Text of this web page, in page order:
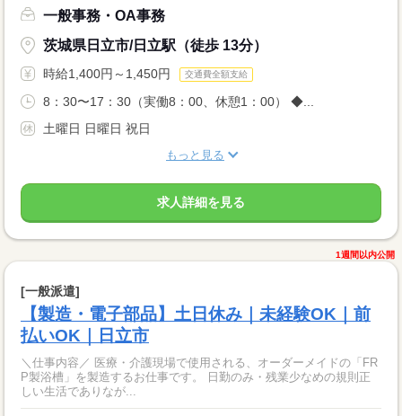
一般事務・OA事務
茨城県日立市/日立駅（徒歩 13分）
時給1,400円～1,450円 交通費全額支給
8：30〜17：30（実働8：00、休憩1：00） ◆...
土曜日 日曜日 祝日
もっと見る
求人詳細を見る
1週間以内公開
[一般派遣]
【製造・電子部品】土日休み｜未経験OK｜前
払いOK｜日立市
＼仕事内容／ 医療・介護現場で使用される、オーダーメイドの「FR
P製浴槽」を製造するお仕事です。 日勤のみ・残業少なめの規則正
しい生活でありなが...